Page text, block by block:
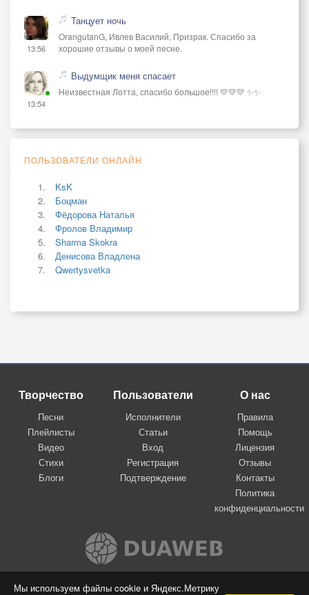
Мы используем файлы cookie и Яндекс.Метрику
13:56
Танцует ночь
OrangutanG, Ивлев Василий, Призрак. Спасибо за
хорошие отзывы о моей песне.
13:54
Выдумщик меня спасает
Неизвестная Лотта, спасибо большое!!!! 💛💛💛 ✨✨
ПОЛЬЗОВАТЕЛИ ОНЛАЙН
KsK
Боцман
Фёдорова Наталья
Фролов Владимир
Sharma Skokra
Денисова Владлена
Qwertysvetka
Творчество
Песни
Плейлисты
Видео
Стихи
Блоги
Пользователи
Исполнители
Статьи
Вход
Регистрация
Подтверждение
О нас
Правила
Помощь
Лицензия
Отзывы
Контакты
Политика
конфиденциальности
Вконтакте